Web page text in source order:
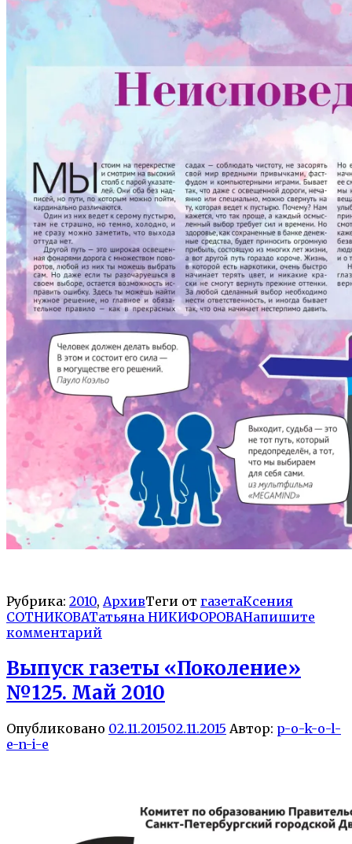
Рубрика: 2010, АрхивТеги от газетаКсения
СОТНИКОВАТатьяна НИКИФОРОВАНапишите
комментарий
Выпуск газеты «Поколение»
№125. Май 2010
Опубликовано 02.11.201502.11.2015 Автор: p-o-k-o-l-
e-n-i-e